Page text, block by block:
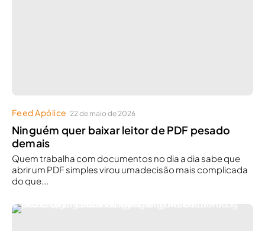
Feed Apólice 22 de maio de 2026
Ninguém quer baixar leitor de PDF pesado
demais
Quem trabalha com documentos no dia a dia sabe que
abrir um PDF simples virou umadecisão mais complicada
do que...